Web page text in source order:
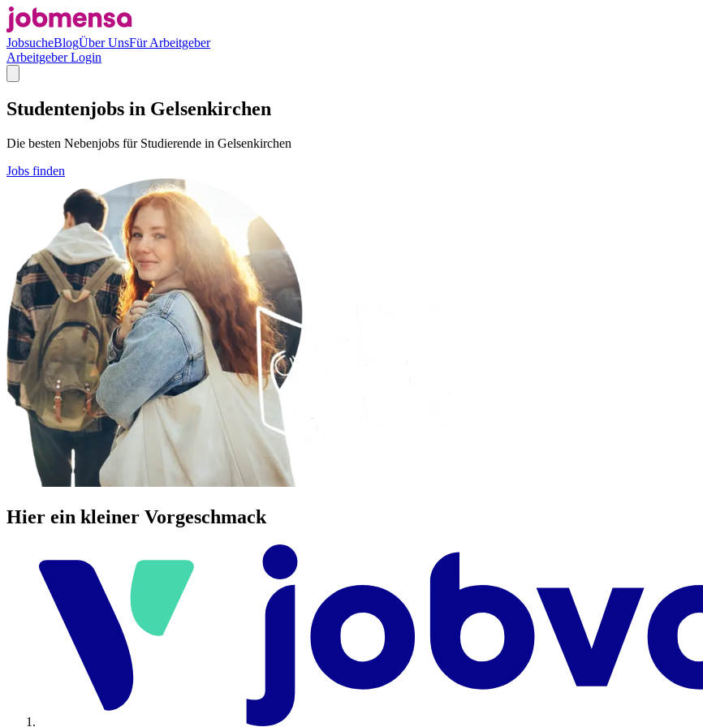
JobsucheBlogÜber UnsFür Arbeitgeber
Arbeitgeber Login
Studentenjobs in Gelsenkirchen
Die besten Nebenjobs für Studierende in Gelsenkirchen
Jobs finden
Hier ein kleiner Vorgeschmack